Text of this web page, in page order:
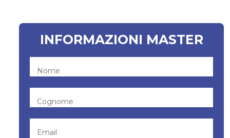
INFORMAZIONI MASTER
Nome
Cognome
Email